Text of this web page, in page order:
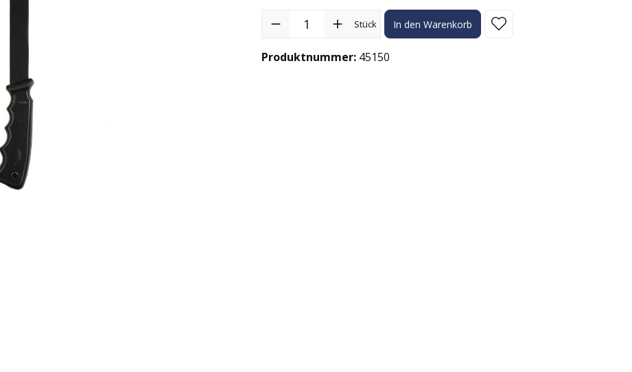
Produkt Anzahl: Gib den gewünschten Wert ein oder benutze die
Stück In den Warenkorb
Produktnummer: 45150